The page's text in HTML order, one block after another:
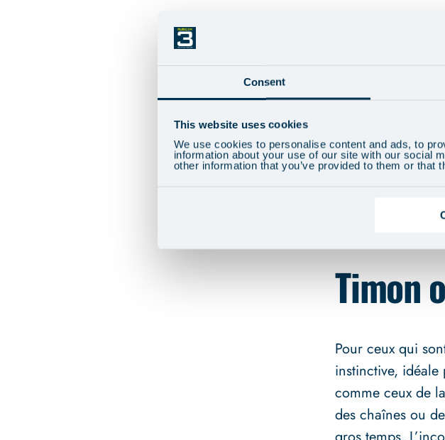
Consent
This website uses cookies
We use cookies to personalise content and ads, to
information about your use of our site with our social
other information that you’ve provided to them or that
Outre le
où l’on fait le
pont, en
contre le vent
limités et
savent
coordonnés, en
contrôle, afin
Timon
Pour ceux qui
instinctive,
comme ceux de
des chaînes ou